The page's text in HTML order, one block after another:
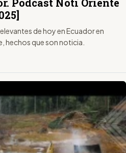
de hoy en Ecuador en
que son noticia.